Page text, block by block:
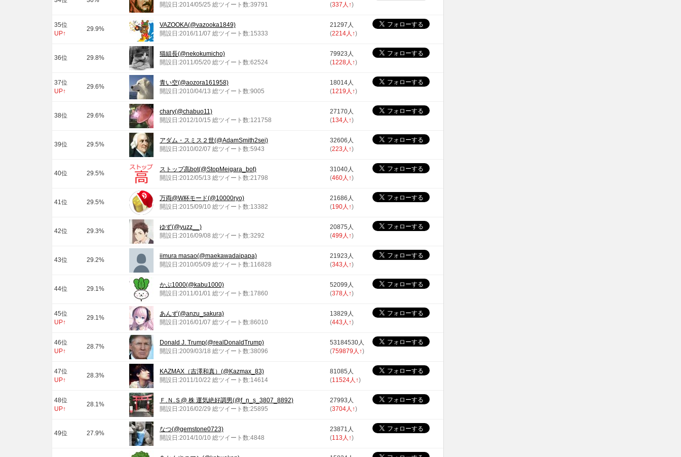
開設日:2014/05/25 総ツイート数:39791
(337人 ↑)
35位
UP↑
29.9%
VAZOOKA(@vazooka1849)
開設日:2016/11/07 総ツイート数:15333
21297人
(2214人 ↑)
36位 29.8%
猫組長(@nekokumicho)
開設日:2011/05/20 総ツイート数:62524
79923人
(1228人 ↑)
37位
UP↑
29.6%
青い空(@aozora161958)
開設日:2010/04/13 総ツイート数:9005
18014人
(1219人 ↑)
38位 29.6%
chary(@chabuo11)
開設日:2012/10/15 総ツイート数:121758
27170人
(134人 ↑)
39位 29.5%
アダム・スミス２世(@AdamSmith2sei)
開設日:2010/02/07 総ツイート数:5943
32606人
(223人 ↑)
40位 29.5%
ストップ高bot(@StopMeigara_bot)
開設日:2012/05/13 総ツイート数:21798
31040人
(460人 ↑)
41位 29.5%
万両@W杯モード(@10000ryo)
開設日:2015/09/10 総ツイート数:13382
21686人
(190人 ↑)
42位 29.3%
ゆず(@yuzz__)
開設日:2016/09/08 総ツイート数:3292
20875人
(499人 ↑)
43位 29.2%
iimura masao(@maekawadaipapa)
開設日:2010/05/09 総ツイート数:116828
21923人
(343人 ↑)
44位 29.1%
かぶ1000(@kabu1000)
開設日:2011/01/01 総ツイート数:17860
52099人
(378人 ↑)
45位
UP↑
29.1%
あんず(@anzu_sakura)
開設日:2016/01/07 総ツイート数:86010
13829人
(443人 ↑)
46位
UP↑
28.7%
Donald J. Trump(@realDonaldTrump)
開設日:2009/03/18 総ツイート数:38096
53184530人
(759879人 ↑)
47位
UP↑
28.3%
KAZMAX（吉澤和真）(@Kazmax_83)
開設日:2011/10/22 総ツイート数:14614
81085人
(11524人 ↑)
48位
UP↑
28.1%
Ｆ.Ｎ.Ｓ@ 株 運気絶好調男(@f_n_s_3807_8892)
開設日:2016/02/29 総ツイート数:25895
27993人
(3704人 ↑)
49位 27.9%
なつ(@gemstone0723)
開設日:2014/10/10 総ツイート数:4848
23871人
(113人 ↑)